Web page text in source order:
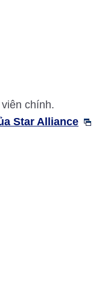
chính.
Star Alliance